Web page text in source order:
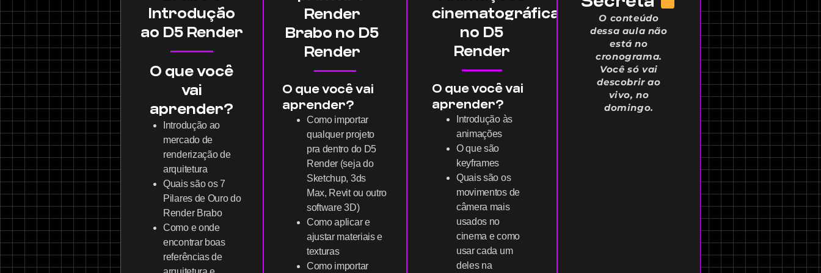
Introdução
ao D5 Render
O que você
vai
aprender?
Introdução ao
mercado de
renderização de
arquitetura
Quais são os 7
Pilares de Ouro do
Render Brabo
Como e onde
encontrar boas
referências de
Render
Brabo no D5
Render
O que você vai
aprender?
Como importar
qualquer projeto
pra dentro do D5
Render (seja do
Sketchup, 3ds
Max, Revit ou outro
software 3D)
Como aplicar e
ajustar materiais e
texturas
Como importar
cinematográficas
no D5
Render
O que você vai
aprender?
Introdução às
animações
O que são
keyframes
Quais são os
movimentos de
câmera mais
usados no
cinema e como
usar cada um
deles na
O conteúdo
dessa aula não
está no
cronograma.
Você só vai
descobrir ao
vivo, no
domingo.